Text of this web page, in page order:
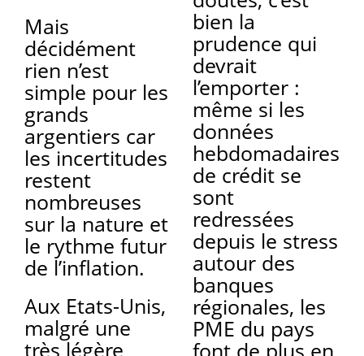
Mais
décidément
rien n’est
simple pour les
grands
argentiers car
les incertitudes
restent
nombreuses
sur la nature et
le rythme futur
de l’inflation.
Aux Etats-Unis,
malgré une
très légère
bien la
prudence qui
devrait
l’emporter :
même si les
données
hebdomadaires
de crédit se
sont
redressées
depuis le stress
autour des
banques
régionales, les
PME du pays
font de plus en